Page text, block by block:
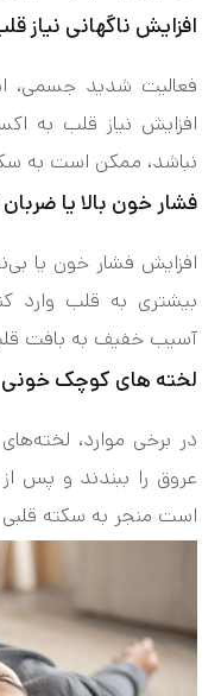
افزایش ناگهانی نیاز
فعالیت شدید جسمی،
افزایش نیاز قلب به
نباشد، ممکن است به
فشار خون بالا یا
افزایش فشار خون یا
بیشتری به قلب وارد
آسیب خفیف به بافت
لخته های کوچک خونی
در برخی موارد،
عروق را ببندند و پس
است منجر به سکته